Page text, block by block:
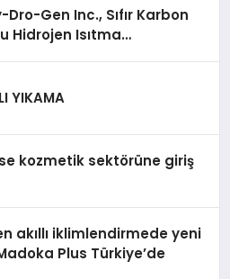
Dro-Gen Inc., Sıfır Karbon
Hidrojen Isıtma
YIKAMA
kozmetik sektörüne giriş
akıllı iklimlendirmede yeni
Plus Türkiye’de